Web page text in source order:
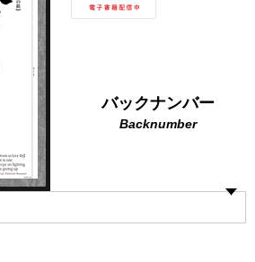
バックナンバー
Backnumber